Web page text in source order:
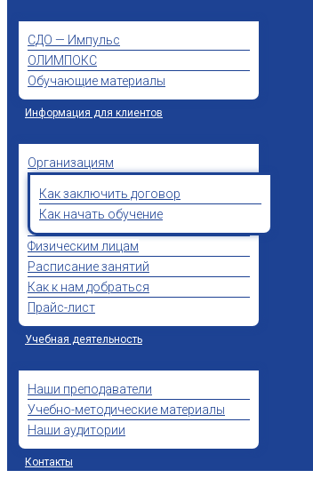
СДО — Импульс
ОЛИМПОКС
Обучающие материалы
Информация для клиентов
Организациям
Как заключить договор
Как начать обучение
Физическим лицам
Расписание занятий
Как к нам добраться
Прайс-лист
Учебная деятельность
Наши преподаватели
Учебно-методические материалы
Наши аудитории
Контакты